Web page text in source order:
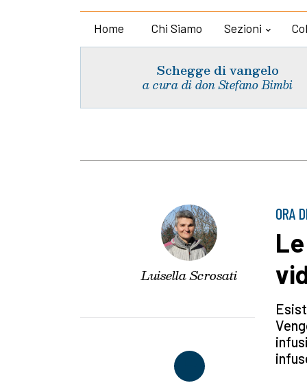
Home Chi Siamo Sezioni
Schegge di vangelo
a cura di don Stefano Bimbi
Luisella Scrosati
ORA